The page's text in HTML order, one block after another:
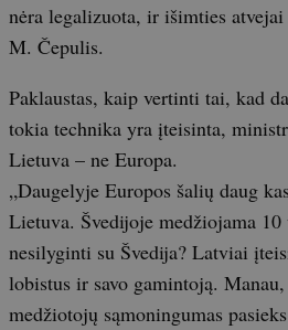
nėra legalizuota, ir išimties
M. Čepulis.
Paklaustas, kaip vertinti tai, kad
tokia technika yra įteisinta,
Lietuva – ne Europa.
„Daugelyje Europos šalių daug
Lietuva. Švedijoje medžiojama
nesilyginti su Švedija? Latviai
lobistus ir savo gamintoją.
medžiotojų sąmoningumas